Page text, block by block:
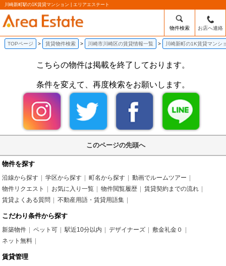
川崎新町駅の1K賃貸マンション | エリアエステート
物件検索 お店へ連絡
TOPページ 賃貸物件検索 川崎市川崎区の賃貸情報一覧 川崎新町の1K賃貸マンシ
こちらの物件は掲載を終了しております。
条件を変えて、再度検索をお願いします。
このページの先頭へ
物件を探す
沿線から探す 学区から探す 町名から探す
動画でルームツアー
物件リクエスト
お気に入り一覧 物件閲覧履歴
賃貸契約までの流れ
賃貸よくある質問
不動産用語・賃貸用語集
こだわり条件から探す
新築物件 ペット可 駅近10分以内 デザイナーズ
敷金礼金０
ネット無料
賃貸管理